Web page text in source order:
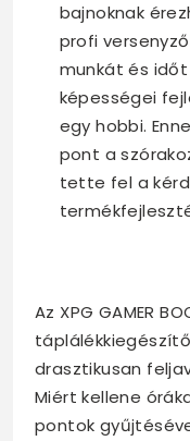
bajnoknak
profi
munkát és
képességei
egy hobbi.
pont a
tette fel a
Az XPG GAMER
drasztikusan
Miért kellene
pontok